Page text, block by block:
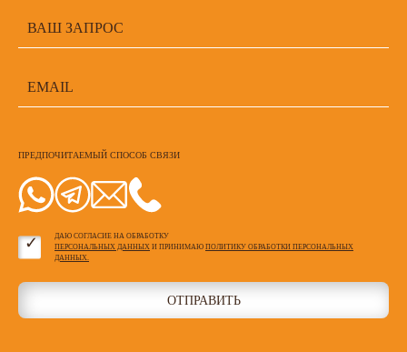
ПРЕДПОЧИТАЕМЫЙ СПОСОБ СВЯЗИ
ДАЮ СОГЛАСИЕ НА ОБРАБОТКУ
ПЕРСОНАЛЬНЫХ ДАННЫХ И ПРИНИМАЮ ПОЛИТИКУ ОБРАБОТКИ ПЕРСОНАЛЬНЫХ
ДАННЫХ.
ОТПРАВИТЬ